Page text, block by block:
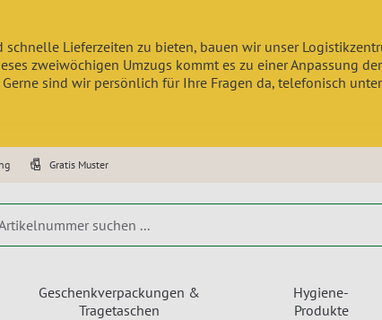
Lieferzeiten zu bieten, bauen wir unser
zweiwöchigen Umzugs kommt es zu einer Anpassung
sind wir persönlich für Ihre Fragen da, telefonisch unter
Gratis Muster
Geschenkverpackungen &
Tragetaschen
Hygiene-
Produkte